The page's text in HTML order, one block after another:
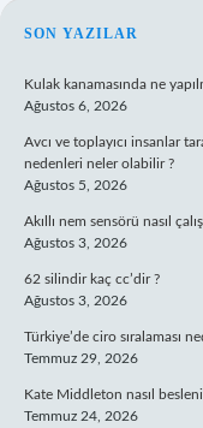
SON YAZILAR
Kulak kanamasında ne
Ağustos 6, 2026
Avcı ve toplayıcı insanlar
nedenleri neler olabilir ?
Ağustos 5, 2026
Akıllı nem sensörü nasıl
Ağustos 3, 2026
62 silindir kaç cc’dir ?
Ağustos 3, 2026
Türkiye’de ciro sıralaması
Temmuz 29, 2026
Kate Middleton nasıl
Temmuz 24, 2026